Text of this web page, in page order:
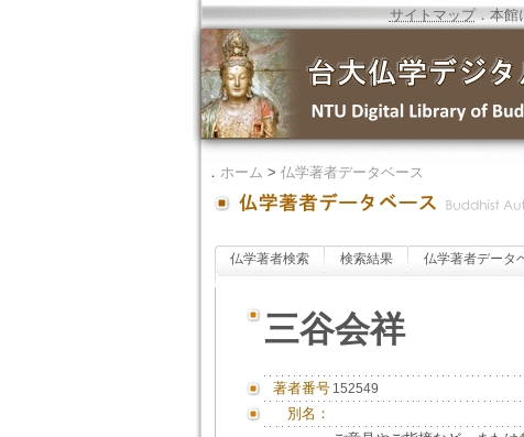
サイトマップ．本館
． ホーム > 仏学著者データベース
仏学著者検索 検索結果 仏学著者データ
三谷会祥
著者番号 152549
別名：